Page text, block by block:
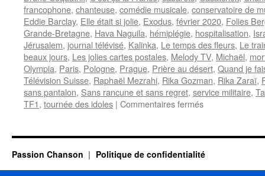
francophone, chanteuse, comédie musicale, conservatoire de
Eddie Barclay, Elle était si jolie, Exodus, février 2020, Folies
Grande-Bretagne, Hava Naguila, hémiplégie, hospitalisation,
Jérusalem, journal télévisé, Kalinka, Le temps des fleurs, Le
beaux jours, Les jolies cartes postales, Melody TV, Michaël,
Olympia, Paris, Pologne, Prague, Prière au désert, Quand je
Télévision Suisse, Raphaël Mezrahi, Rika Gozman, Rika Zaraï,
sans pantalon, Sans rancune et sans regret, service militaire,
TF1, tournée des idoles | Commentaires ferméssur
Passion Chanson Politique de confidentialité